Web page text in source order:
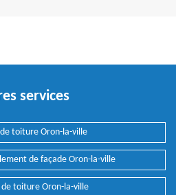
services
toiture Oron-la-ville
de façade Oron-la-ville
toiture Oron-la-ville